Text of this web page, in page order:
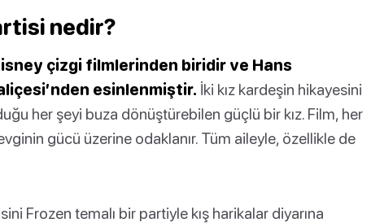
nedir?
çizgi filmlerinden biridir ve Hans
esinlenmiştir. İki kız kardeşin hikayesini
her şeyi buza dönüştürebilen güçlü bir kız. Film, her
gücü üzerine odaklanır. Tüm aileyle, özellikle de
Frozen temalı bir partiyle kış harikalar diyarına